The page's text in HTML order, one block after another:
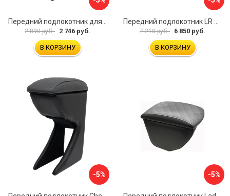
2 890 руб. 2 746 руб.
В КОРЗИНУ
7 210 руб. 6 850 руб.
В КОРЗИНУ
-5% -5%